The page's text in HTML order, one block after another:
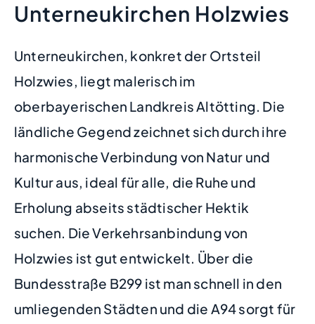
Unterneukirchen Holzwies
Unterneukirchen, konkret der Ortsteil
Holzwies, liegt malerisch im
oberbayerischen Landkreis Altötting. Die
ländliche Gegend zeichnet sich durch ihre
harmonische Verbindung von Natur und
Kultur aus, ideal für alle, die Ruhe und
Erholung abseits städtischer Hektik
suchen. Die Verkehrsanbindung von
Holzwies ist gut entwickelt. Über die
Bundesstraße B299 ist man schnell in den
umliegenden Städten und die A94 sorgt für